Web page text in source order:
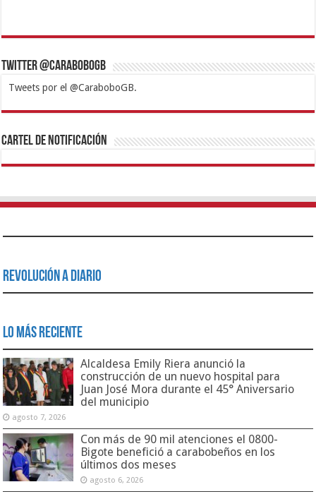
Twitter @CaraboboGB
Tweets por el @CaraboboGB.
1xbetBetturkeyBetistKralbetSupertotobetTipobetMatadorbetMariobet
https://mvbcasino.com/
Cartel de Notificación
Revolución a Diario
Lo Más Reciente
Alcaldesa Emily Riera anunció la
construcción de un nuevo hospital para
Juan José Mora durante el 45° Aniversario
del municipio
agosto 7, 2026
Con más de 90 mil atenciones el 0800-
Bigote benefició a carabobeños en los
últimos dos meses
agosto 6, 2026